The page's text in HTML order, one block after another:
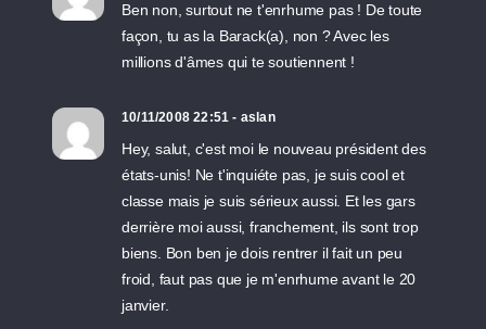
Ben non, surtout ne t'enrhume pas ! De toute
façon, tu as la Barack(a), non ? Avec les
millions d'âmes qui te soutiennent !
10/11/2008 22:51 - aslan
Hey, salut, c'est moi le nouveau président des
états-unis! Ne t'inquiéte pas, je suis cool et
classe mais je suis sérieux aussi. Et les gars
derrière moi aussi, franchement, ils sont trop
biens. Bon ben je dois rentrer il fait un peu
froid, faut pas que je m'enrhume avant le 20
janvier.